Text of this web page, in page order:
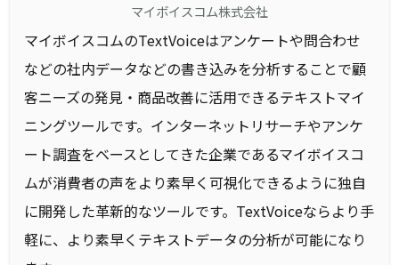
マイボイスコム株式会社
マイボイスコムのTextVoiceはアンケートや問合わせ
などの社内データなどの書き込みを分析することで顧
客ニーズの発見・商品改善に活用できるテキストマイ
ニングツールです。インターネットリサーチやアンケ
ート調査をベースとしてきた企業であるマイボイスコ
ムが消費者の声をより素早く可視化できるように独自
に開発した革新的なツールです。TextVoiceならより手
軽に、より素早くテキストデータの分析が可能になり